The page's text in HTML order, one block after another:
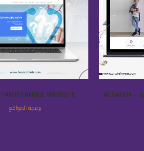
موقع شركة الصالح للألبسة – ALSALEH
VIEW
ISTANBUL WEBSITE
برمجة المواقع